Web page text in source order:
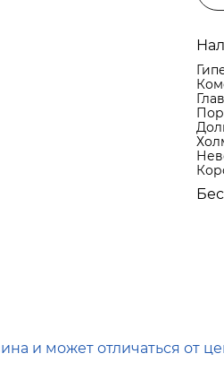
и может отличаться от